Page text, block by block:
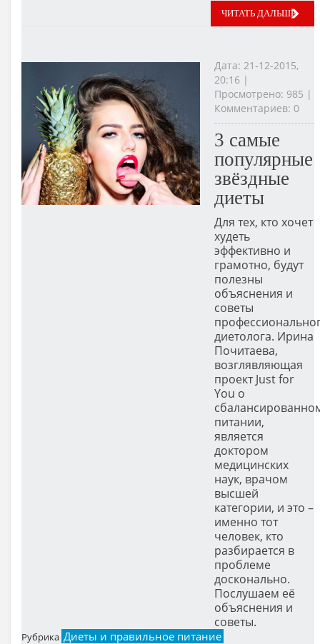
ЧИТАТЬ ДАЛЬШЕ
Дата: 21-12-2015,
20:16 |
Просмотрено: 985 |
Комментариев: 0
3 самые
популярные
звёздные
диеты
Для тех, кто хочет
худеть
эффективно и
грамотно, будут
полезны
объяснения и
советы
диетолога. Ирина
Почитаева,
возглявляющая
проект Just for
You о
питании,
является
доктором
медицинских
наук, врачом
высшей
категории, и это –
именно тот
человек, кто
разбирается в
проблеме
досконально.
Послушаем её
объяснения и
советы.
Рубрика Диеты и правильное питание